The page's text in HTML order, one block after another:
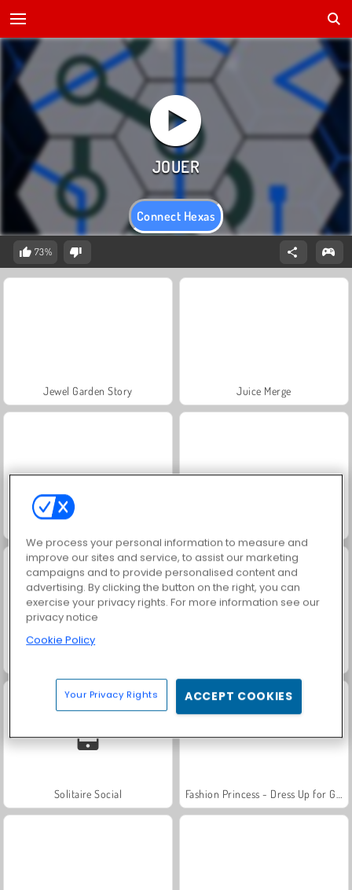
Connect Hexas
73%
Jewel Garden Story Juice Merge
Solitaire Social
We process your personal information to measure and
improve our sites and service, to assist our marketing
campaigns and to provide personalised content and
advertising. By clicking the button on the right, you can
exercise your privacy rights. For more information see our
privacy notice
Cookie Policy
Your Privacy Rights ACCEPT COOKIES